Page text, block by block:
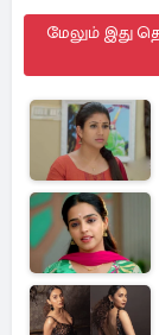
மேலும் இது